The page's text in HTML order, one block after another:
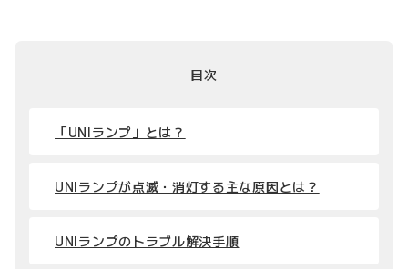
目次
「UNIランプ」とは？
UNIランプが点滅・消灯する主な原因とは？
UNIランプのトラブル解決手順